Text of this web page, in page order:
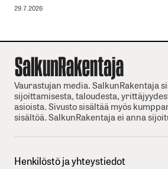
29.7.2026
Vaurastujan media. SalkunRakentaja
sijoittamisesta, taloudesta,
asioista. Sivusto sisältää myös
sisältöä. SalkunRakentaja ei anna
Henkilöstö ja yhteystiedot